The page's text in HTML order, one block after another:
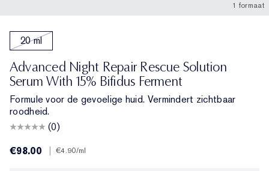
1 formaat
20 ml
Advanced Night Repair Rescue Solution
Serum With 15% Bifidus Ferment
Formule voor de gevoelige huid. Vermindert zichtbaar
roodheid.
(0)
€98.00
€4.90/ml